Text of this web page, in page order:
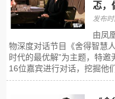
忑，
发布
由凤
物深度对话节目《舍得智慧
时代的最优解”为主题，特
16位嘉宾进行对话，挖掘他